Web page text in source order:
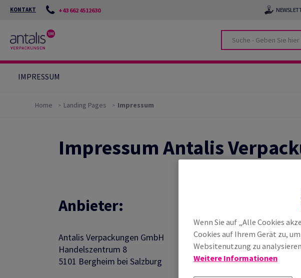
KONTAKT +43 662 4512630
IMPRESSUM
Home Landing Pages Impressum
Impressum Antalis
Anbieter:
Antalis Verpackungen GmbH
Handelszentrum 8
5101 Bergheim bei Salzburg
Wenn Sie auf „Alle Cookies
Cookies auf Ihrem Gerät zu,
Websitenutzung zu
Weitere Informationen